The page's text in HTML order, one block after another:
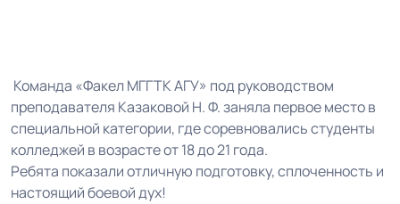
Команда «Факел МГГТК АГУ» под руководством
преподавателя Казаковой Н. Ф. заняла первое место в
специальной категории, где соревновались студенты
колледжей в возрасте от 18 до 21 года.
Ребята показали отличную подготовку, сплоченность и
настоящий боевой дух!